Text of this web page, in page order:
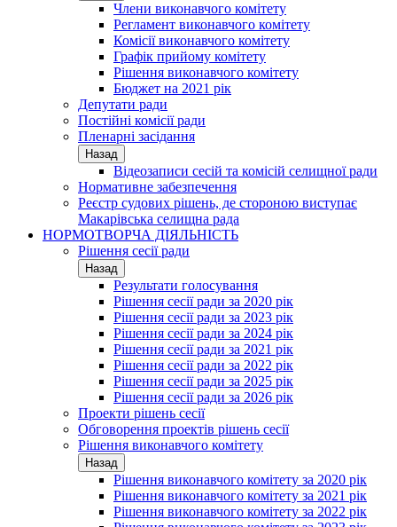
Члени виконавчого комітету
Регламент виконавчого комітету
Комісії виконавчого комітету
Графік прийому комітету
Рішення виконавчого комітету
Бюджет на 2021 рік
Депутати ради
Постійні комісії ради
Пленарні засідання
Назад
Відеозаписи сесій та комісій селищної ради
Нормативне забезпечення
Реєстр судових рішень, де стороною виступає
Макарівська селищна рада
НОРМОТВОРЧА ДІЯЛЬНІСТЬ
Рішення сесії ради
Назад
Результати голосування
Рішення сесії ради за 2020 рік
Рішення сесії ради за 2023 рік
Рішення сесії ради за 2024 рік
Рішення сесії ради за 2021 рік
Рішення сесії ради за 2022 рік
Рішення сесії ради за 2025 рік
Рішення сесії ради за 2026 рік
Проекти рішень сесії
Обговорення проектів рішень сесії
Рішення виконавчого комітету
Назад
Рішення виконавчого комітету за 2020 рік
Рішення виконавчого комітету за 2021 рік
Рішення виконавчого комітету за 2022 рік